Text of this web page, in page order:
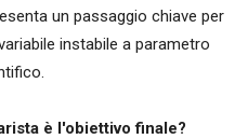
un passaggio chiave per
instabile a parametro
è l'obiettivo finale?